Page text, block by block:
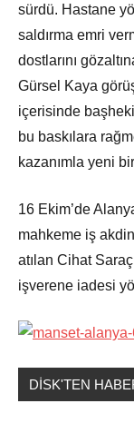
sürdü. Hastane
saldırma emri
dostlarını
Gürsel Kaya
içerisinde
bu baskılara
kazanımla yeni
16 Ekim’de
mahkeme iş
atılan Cihat
işverene iadesi
DİSK'TEN